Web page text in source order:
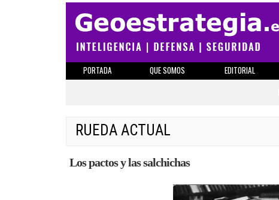
PORTADA QUE SOMOS EDITORIAL
RUEDA ACTUAL
Los pactos y las salchichas